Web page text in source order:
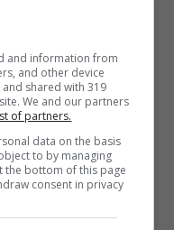
fino a 1.000€
a 50€
and information from
and other device
shared with 319
We and our partners
of partners.
data on the basis
to by managing
the bottom of this page
consent in privacy